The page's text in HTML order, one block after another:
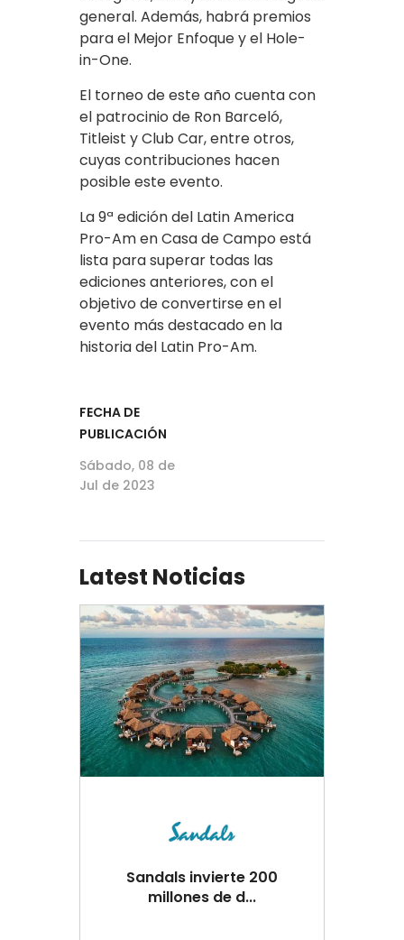
general. Además, habrá premios
para el Mejor Enfoque y el Hole-
in-One.
El torneo de este año cuenta con
el patrocinio de Ron Barceló,
Titleist y Club Car, entre otros,
cuyas contribuciones hacen
posible este evento.
La 9ª edición del Latin America
Pro-Am en Casa de Campo está
lista para superar todas las
ediciones anteriores, con el
objetivo de convertirse en el
evento más destacado en la
historia del Latin Pro-Am.
FECHA DE
PUBLICACIÓN
Sábado, 08 de
Jul de 2023
Latest Noticias
Sandals invierte 200
millones de d...